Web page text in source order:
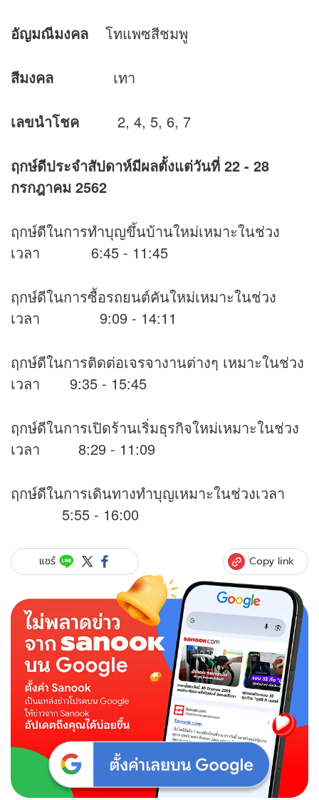
อัญมณีมงคล โทแพซสีชมพู
สีมงคล เทา
เลขนำโชค 2, 4, 5, 6, 7
ฤกษ์ดีประจำสัปดาห์มีผลตั้งแต่วันที่ 22 - 28
กรกฎาคม 2562
ฤกษ์ดีในการทำบุญขึ้นบ้านใหม่เหมาะในช่วง
เวลา 6:45 - 11:45
ฤกษ์ดีในการซื้อรถยนต์คันใหม่เหมาะในช่วง
เวลา 9:09 - 14:11
ฤกษ์ดีในการติดต่อเจรจางานต่างๆ เหมาะในช่วง
เวลา 9:35 - 15:45
ฤกษ์ดีในการเปิดร้านเริ่มธุรกิจใหม่เหมาะในช่วง
เวลา 8:29 - 11:09
ฤกษ์ดีในการเดินทางทำบุญเหมาะในช่วงเวลา
5:55 - 16:00
แชร์ Copy link